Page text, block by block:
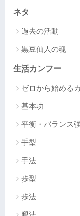
ネタ
過去の活動
黒豆仙人の魂
生活カンフー
ゼロから始める
基本功
平衡・バランス
手型
手法
歩型
歩法